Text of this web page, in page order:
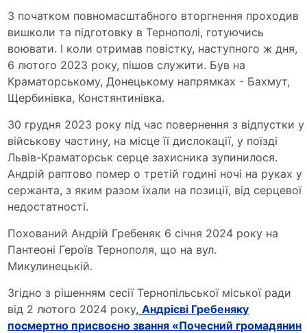
З початком повномасштабного вторгнення проходив
вишколи та підготовку в Тернополі, готуючись
воювати. І коли отримав повістку, наступного ж дня,
6 лютого 2023 року, пішов служити. Був на
Краматорському, Донецькому напрямках - Бахмут,
Щербинівка, Констянтинівка.
30 грудня 2023 року під час повернення з відпустки у
військову частину, на місце її дислокації, у поїзді
Львів-Краматорськ серце захисника зупинилося.
Андрій раптово помер о третій годині ночі на руках у
сержанта, з яким разом їхали на позиції, від серцевої
недостатності.
Похований Андрій Гребеняк 6 січня 2024 року на
Пантеоні Героїв Тернополя, що на вул.
Микулинецькій.
Згідно з рішенням сесії Тернопільської міської ради
від 2 лютого 2024 року,Андрієві Гребеняку
посмертно присвоєно звання «Почесний громадянин